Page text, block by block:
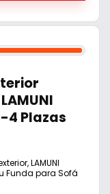
4 Plazas
LAMUNI
Funda para Sofá